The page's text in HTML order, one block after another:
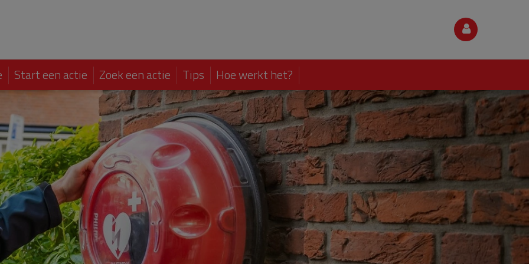
Start een actie Zoek een actie Tips Hoe werkt het?